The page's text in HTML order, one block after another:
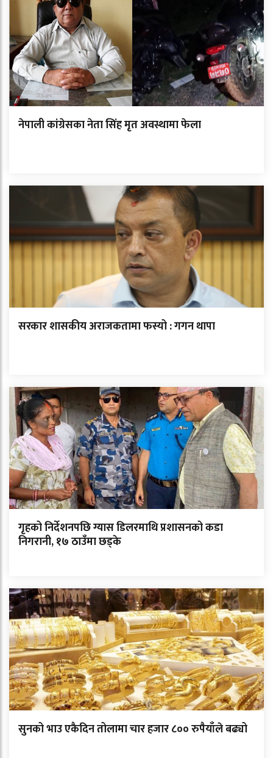
नेपाली कांग्रेसका नेता सिंह मृत अवस्थामा फेला
सरकार शासकीय अराजकतामा फस्यो : गगन थापा
गृहको निर्देशनपछि ग्यास डिलरमाथि प्रशासनको कडा
निगरानी, १७ ठाउँमा छड्के
सुनको भाउ एकैदिन तोलामा चार हजार ८०० रुपैयाँले बढ्यो